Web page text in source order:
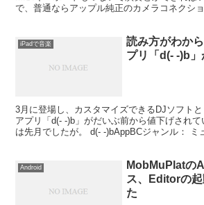
で、普通ならアップル純正のカメラコネクシ
iPadで音楽
読み方がわか
プリ「d(- -)b
3月に登場し、カスタマイズできるDJソフト
アプリ「d(- -)b」がだいぶ前から値下げされ
は先月でしたが。 d(- -)bAppBCジャンル： ミ
Android
MobMuPlatの
ス、Editorの
た